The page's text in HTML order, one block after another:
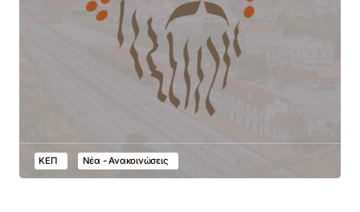
ΚΕΠ Νέα - Ανακοινώσεις